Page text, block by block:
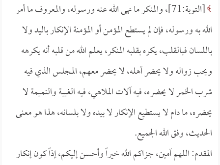
[التوبة:71]، والمنكر ما نهى الله عنه ورسوله، والمعروف ما أمر
الله به ورسوله، فإن لم يستطع المؤمن أو المؤمنة الإنكار باليد ولا
باللسان فبالقلب، يكره بقلبه المنكر، يعلم الله من قلبه أنه يكرهه
ويحب زواله ولا يحضر أهله، لا يحضر معهم، المجلس الذي فيه
شرب الخمر لا يحضره، فيه آلات الملاهي، فيه الغيبة والنميمة لا
يحضره، ما دام لا يستطيع الإنكار لا بيده ولا بلسانه، هذا هو معنى
الحديث، وفق الله الجميع.
المقدم: اللهم آمين، جزاكم الله خيراً وأحسن إليكم، إذاً كون إنكار